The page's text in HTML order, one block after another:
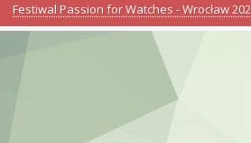
Festiwal Passion for Watches - Wrocław